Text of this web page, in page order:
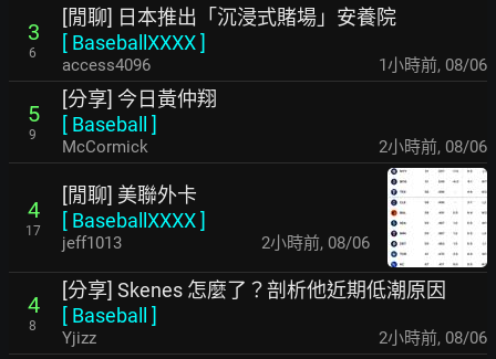
3
6
[閒聊] 日本推出「沉浸式賭場」安養院
[ BaseballXXXX]
access4096 1小時前, 08/06
5
9
[分享] 今日黃仲翔
[ Baseball ]
McCormick 2小時前, 08/06
4
17
[閒聊] 美聯外卡
[ BaseballXXXX]
jeff1013 2小時前, 08/06
4
8
[分享] Skenes 怎麼了？剖析他近期低潮原因
[ Baseball ]
Yjizz 2小時前, 08/06